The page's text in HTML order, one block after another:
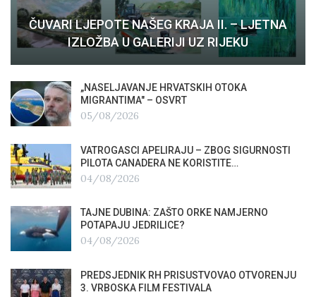
ČUVARI LJEPOTE NAŠEG KRAJA II. – LJETNA
IZLOŽBA U GALERIJI UZ RIJEKU
„NASELJAVANJE HRVATSKIH OTOKA
MIGRANTIMA″ – OSVRT
05/08/2026
VATROGASCI APELIRAJU – ZBOG SIGURNOSTI
PILOTA CANADERA NE KORISTITE…
04/08/2026
TAJNE DUBINA: ZAŠTO ORKE NAMJERNO
POTAPAJU JEDRILICE?
04/08/2026
PREDSJEDNIK RH PRISUSTVOVAO OTVORENJU
3. VRBOSKA FILM FESTIVALA